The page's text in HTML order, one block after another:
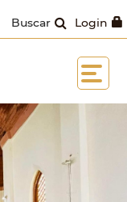
Login
Buscar